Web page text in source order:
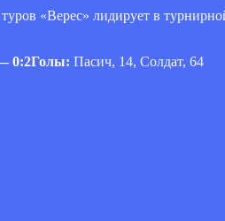
«Верес» лидирует в
0:2Голы: Пасич, 14, Солдат, 64